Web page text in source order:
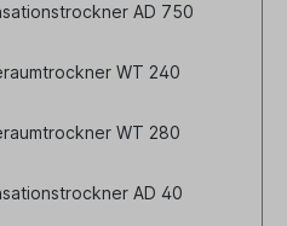
AD 750
WT 240
WT 280
AD 40